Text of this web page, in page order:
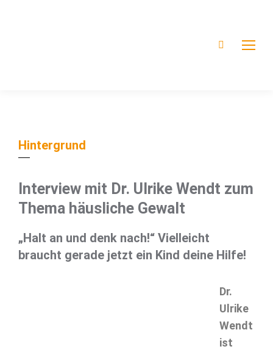
Hintergrund
Interview mit Dr. Ulrike Wendt zum
Thema häusliche Gewalt
„Halt an und denk nach!“ Vielleicht
braucht gerade jetzt ein Kind deine Hilfe!
Dr.
Ulrike
Wendt
ist